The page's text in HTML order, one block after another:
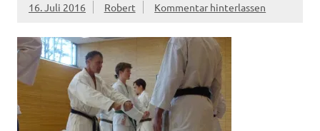
16. Juli 2016 Robert Kommentar hinterlassen